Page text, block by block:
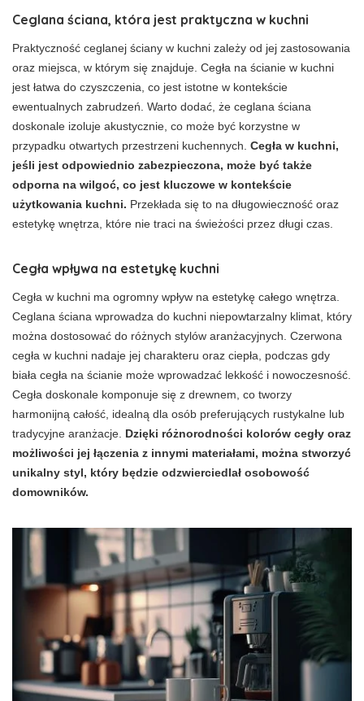
Ceglana ściana, która jest praktyczna w kuchni
Praktyczność ceglanej ściany w kuchni zależy od jej zastosowania
oraz miejsca, w którym się znajduje. Cegła na ścianie w kuchni
jest łatwa do czyszczenia, co jest istotne w kontekście
ewentualnych zabrudzeń. Warto dodać, że ceglana ściana
doskonale izoluje akustycznie, co może być korzystne w
przypadku otwartych przestrzeni kuchennych. Cegła w kuchni,
jeśli jest odpowiednio zabezpieczona, może być także
odporna na wilgoć, co jest kluczowe w kontekście
użytkowania kuchni. Przekłada się to na długowieczność oraz
estetykę wnętrza, które nie traci na świeżości przez długi czas.
Cegła wpływa na estetykę kuchni
Cegła w kuchni ma ogromny wpływ na estetykę całego wnętrza.
Ceglana ściana wprowadza do kuchni niepowtarzalny klimat, który
można dostosować do różnych stylów aranżacyjnych. Czerwona
cegła w kuchni nadaje jej charakteru oraz ciepła, podczas gdy
biała cegła na ścianie może wprowadzać lekkość i nowoczesność.
Cegła doskonale komponuje się z drewnem, co tworzy
harmonijną całość, idealną dla osób preferujących rustykalne lub
tradycyjne aranżacje. Dzięki różnorodności kolorów cegły oraz
możliwości jej łączenia z innymi materiałami, można stworzyć
unikalny styl, który będzie odzwierciedlał osobowość
domowników.